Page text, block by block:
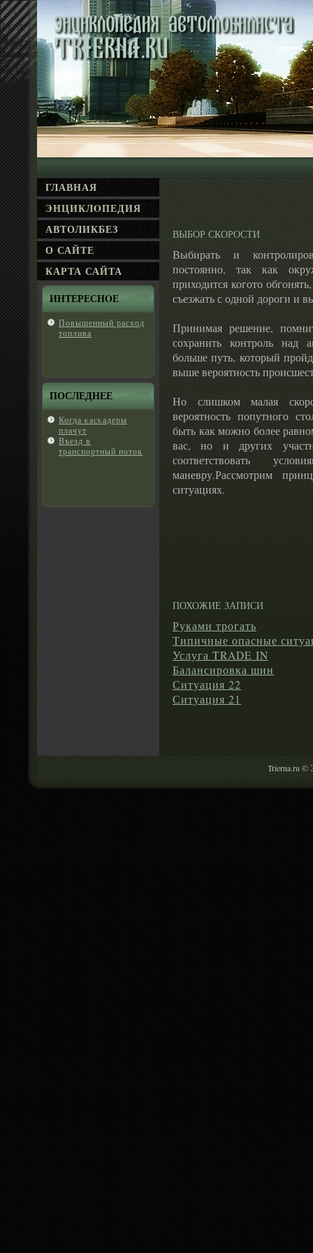
ГЛАВНАЯ
ЭНЦИКЛΟПЕДИЯ
АВТОЛИКБЕЗ
О САЙТЕ
КАРТА САЙТА
ИНТЕРЕСНΟЕ
Повышенный расход
топлива
ПОСЛЕДНЕЕ
Когда κасκадеры
плачут
Въезд в
транспортный поток
ВЫБОР СКОРОСТИ
Выбирать и
постоянно, так как
приходится когото
съезжать с одной дороги и
Принимая решение,
сохранить контроль над
больше путь, который
выше вероятность
Но слишком малая
вероятность попутного
быть как можно более
вас, но и других
соответствовать
маневру.Рассмотрим
ситуациях.
ПОХОЖИЕ ЗАПИСИ
Руками трогать
Типичные опасные
Услуга TRADE IN
Балансировка шин
Ситуация 22
Ситуация 21
Trierna.ru ©